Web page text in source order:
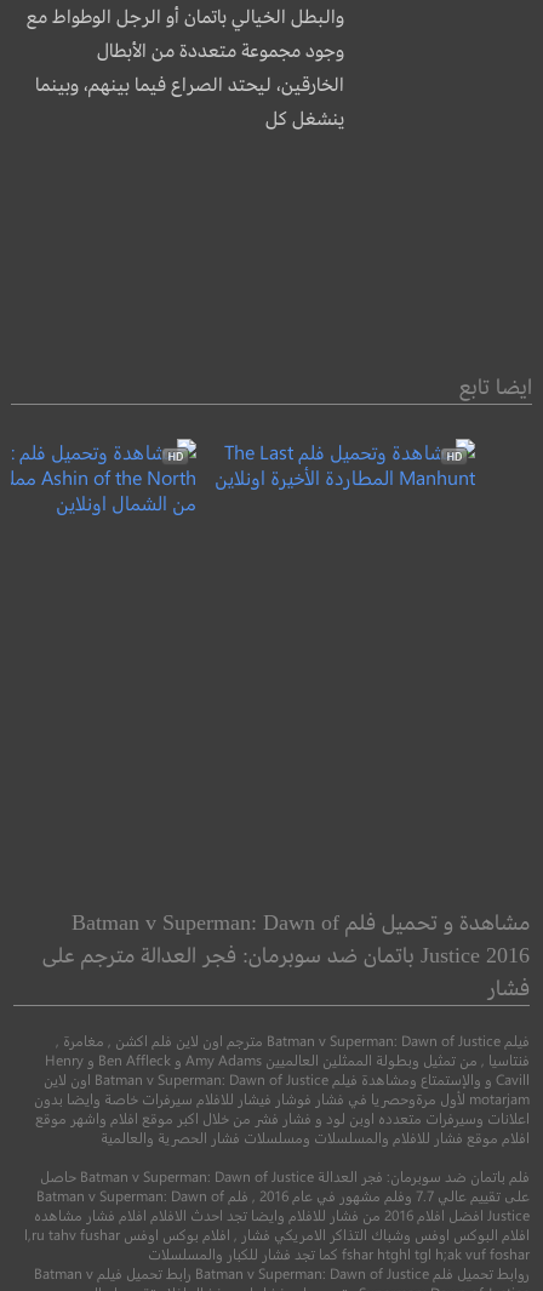
والبطل الخيالي باتمان أو الرجل الوطواط مع
وجود مجموعة متعددة من الأبطال
الخارقين، ليحتد الصراع فيما بينهم، وبينما
ينشغل كل
ايضا تابع
المطاردة الأخيرة
4.2
مملكة : آشين من
7.3
مشاهدة و تحميل فلم Batman v Superman: Dawn of
Justice 2016 باتمان ضد سوبرمان: فجر العدالة مترجم على
فشار
فيلم Batman v Superman: Dawn of Justice مترجم اون لاين فلم اكشن , مغامرة ,
فنتاسيا , من تمثيل وبطولة الممثلين العالميين Amy Adams و Ben Affleck و Henry
Cavill و والإستمتاع ومشاهدة فيلم Batman v Superman: Dawn of Justice اون لاين
motarjam لأول مرةوحصريا في فشار فوشار فيشار للافلام سيرفرات خاصة وايضا بدون
اعلانات وسيرفرات متعدده اوبن لود و فشار فشر من خلال اكبر موقع افلام واشهر موقع
افلام موقع فشار للافلام والمسلسلات ومسلسلات فشار الحصرية والعالمية
فلم باتمان ضد سوبرمان: فجر العدالة Batman v Superman: Dawn of Justice حاصل
على تقييم عالي 7.7 وفلم مشهور في عام 2016 , فلم Batman v Superman: Dawn of
Justice افضل افلام 2016 من فشار للافلام وايضا تجد احدث الافلام افلام فشار مشاهده
افلام البوكس اوفس وشباك التذاكر الامريكي فشار , افلام بوكس اوفس l,ru tahv fushar
fshar htghl tgl h;ak vuf foshar كما تجد فشار للكبار والمسلسلات
روابط تحميل فلم Batman v Superman: Dawn of Justice رابط تحميل فيلم Batman v